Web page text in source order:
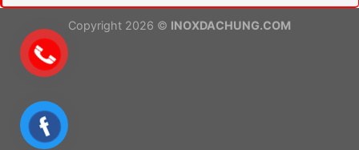
Copyright 2026 © INOXDACHUNG.COM